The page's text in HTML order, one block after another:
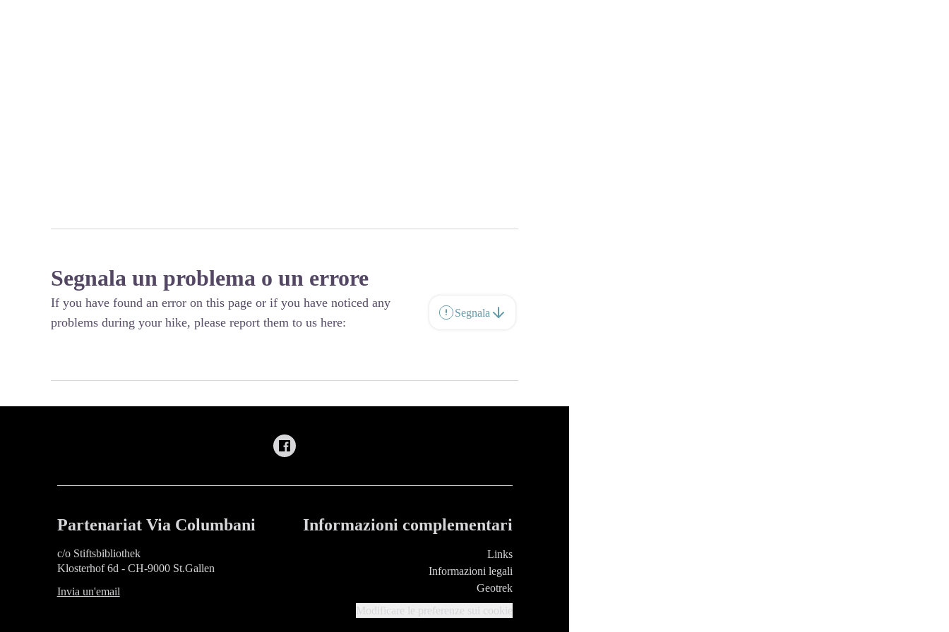
Segnala un problema o un errore
If you have found an error on this page or if you have noticed any
problems during your hike, please report them to us here:
Segnala
Partenariat Via Columbani
c/o Stiftsbibliothek
Klosterhof 6d - CH-9000 St.Gallen
Invia un'email
Informazioni complementari
Links
Informazioni legali
Geotrek
Modificare le preferenze sui cookie